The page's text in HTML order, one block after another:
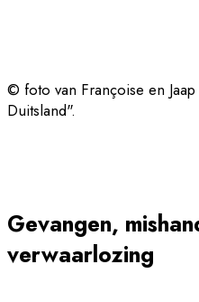
© foto van Françoise en
Duitsland".
Gevangen,
verwaarlozing